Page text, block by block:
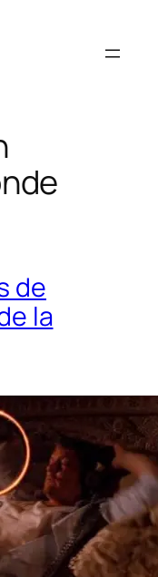
de
la